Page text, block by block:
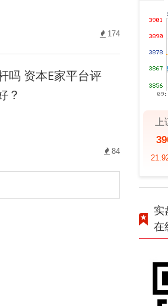
174
吗 资本E家平台评
？
84
实
在